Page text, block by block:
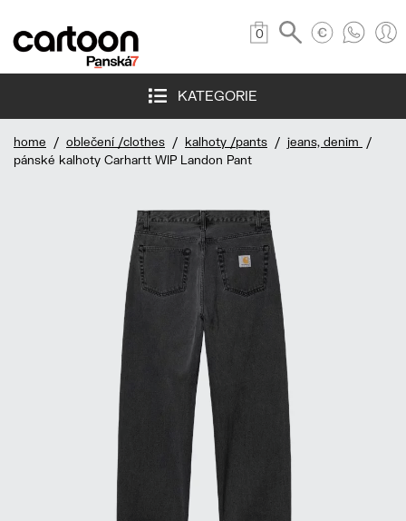
0
KATEGORIE
home / oblečení /clothes / kalhoty /pants / jeans, denim
/
pánské kalhoty Carhartt WIP Landon Pant